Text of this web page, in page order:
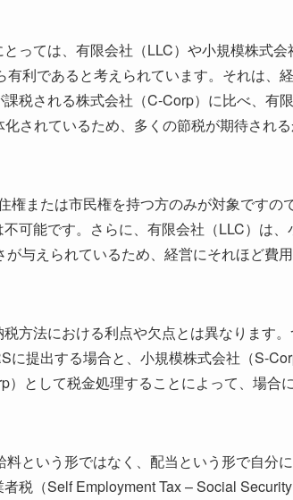
っては、有限会社（LLC）や小規模株式会
有利であると考えられています。それは、
税される株式会社（C-Corp）に比べ、有
されているため、多くの節税が期待され
または市民権を持つ方のみが対象ですので
可能です。さらに、有限会社（LLC）は、
与えられているため、経営にそれほど費
方法における利点や欠点とは異なります
提出する場合と、小規模株式会社（S-
として税金処理することによって、場合
という形ではなく、配当という形で自分
税（Self Employment Tax – Social